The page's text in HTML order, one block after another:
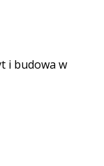
i budowa w